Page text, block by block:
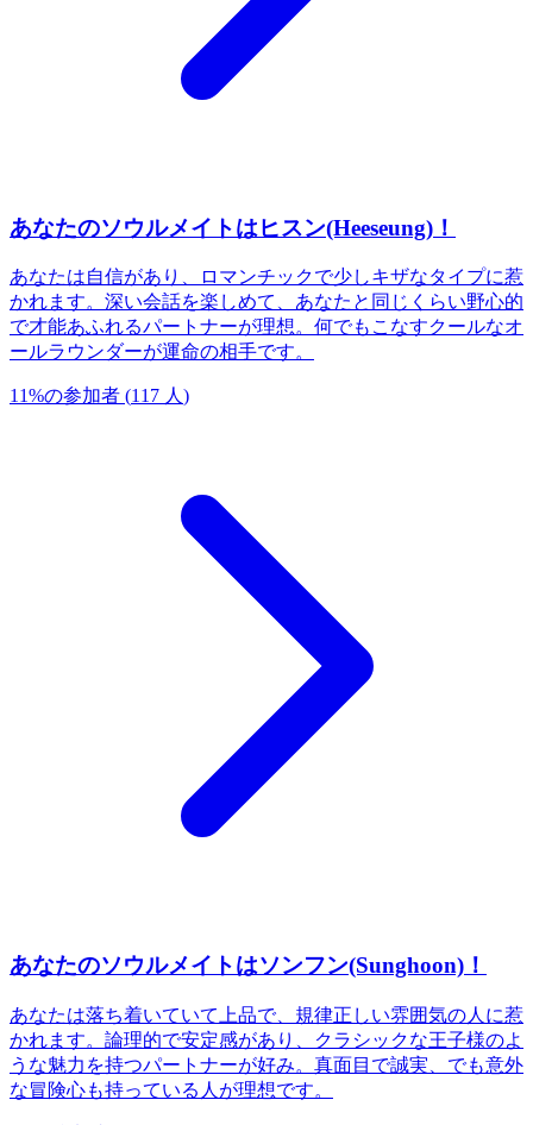
あなたのソウルメイトはヒスン(Heeseung)！
あなたは自信があり、ロマンチックで少しキザなタイプに惹
かれます。深い会話を楽しめて、あなたと同じくらい野心的
で才能あふれるパートナーが理想。何でもこなすクールなオ
ールラウンダーが運命の相手です。
11%の参加者 (117 人 )
あなたのソウルメイトはソンフン(Sunghoon)！
あなたは落ち着いていて上品で、規律正しい雰囲気の人に惹
かれます。論理的で安定感があり、クラシックな王子様のよ
うな魅力を持つパートナーが好み。真面目で誠実、でも意外
な冒険心も持っている人が理想です。